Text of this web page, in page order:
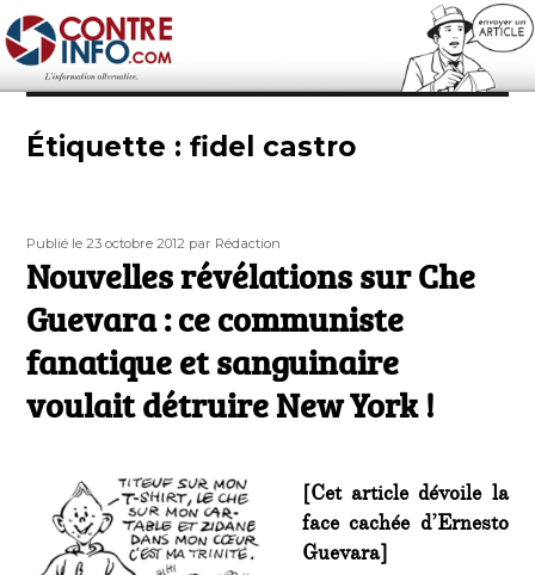
Contre-Info
Étiquette :fidel castro
Publié
le
Publié le 23 octobre 2012 Auteur
par Rédaction
Nouvelles révélations sur Che
Guevara : ce communiste
fanatique et sanguinaire
voulait détruire New York !
[Cet article dévoile la
face cachée d’Ernesto
Guevara]